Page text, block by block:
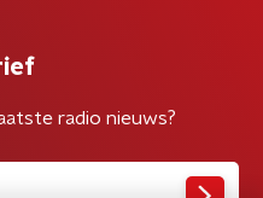
radio nieuws?